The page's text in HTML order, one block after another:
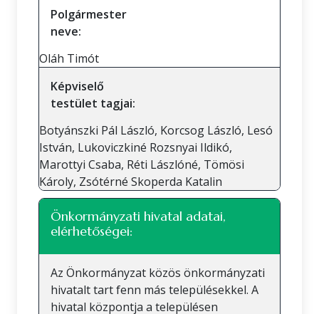
Polgármester
neve:
Oláh Timót
Képviselő
testület tagjai:
Botyánszki Pál László, Korcsog László, Lesó
István, Lukoviczkiné Rozsnyai Ildikó,
Marottyi Csaba, Réti Lászlóné, Tömösi
Károly, Zsótérné Skoperda Katalin
Önkormányzati hivatal adatai,
elérhetőségei:
Az Önkormányzat közös önkormányzati
hivatalt tart fenn más településekkel. A
hivatal központja a településen